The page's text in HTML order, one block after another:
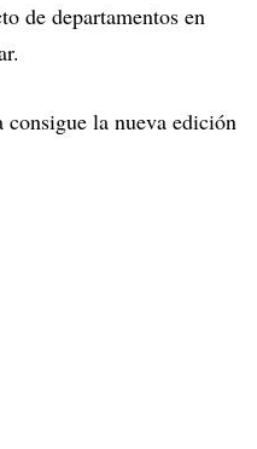
de departamentos en
consigue la nueva edición